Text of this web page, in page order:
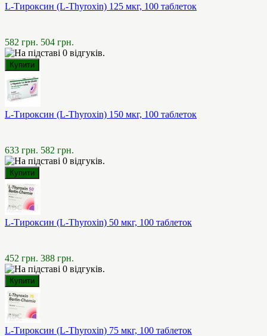
L-Тироксин (L-Thyroxin) 125 мкг, 100 таблеток
582 грн. 504 грн.
L-Тироксин (L-Thyroxin) 150 мкг, 100 таблеток
633 грн. 582 грн.
L-Тироксин (L-Thyroxin) 50 мкг, 100 таблеток
452 грн. 388 грн.
L-Тироксин (L-Thyroxin) 75 мкг, 100 таблеток